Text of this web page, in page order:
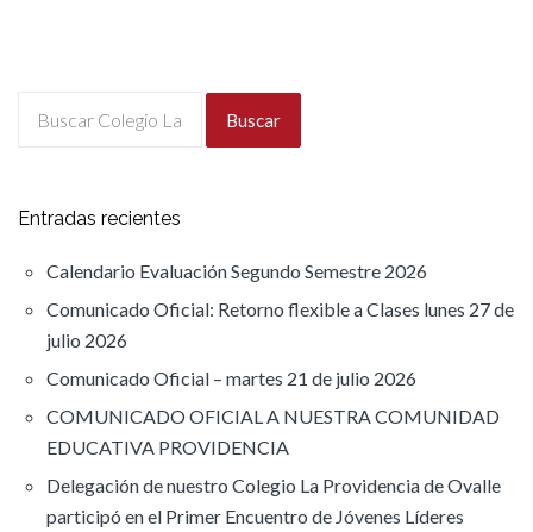
Buscar
Entradas recientes
Calendario Evaluación Segundo Semestre 2026
Comunicado Oficial: Retorno flexible a Clases lunes 27 de
julio 2026
Comunicado Oficial – martes 21 de julio 2026
COMUNICADO OFICIAL A NUESTRA COMUNIDAD
EDUCATIVA PROVIDENCIA
Delegación de nuestro Colegio La Providencia de Ovalle
participó en el Primer Encuentro de Jóvenes Líderes